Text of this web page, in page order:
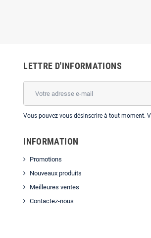
LETTRE D'INFORMATIONS
Vous pouvez vous désinscrire à tout moment.
INFORMATION
Promotions
Nouveaux produits
Meilleures ventes
Contactez-nous